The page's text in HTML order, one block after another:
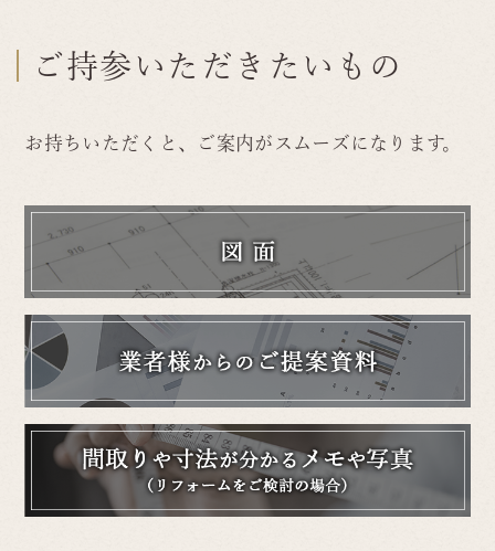
ご持参いただきたいもの
お持ちいただくと、ご案内がスムーズになります。